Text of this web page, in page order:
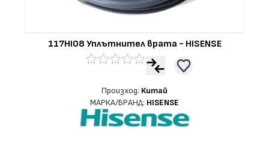
317BH06 Уплътнител фурна - BOSCH
МАРКА/БРАНД:
Произход:Китай